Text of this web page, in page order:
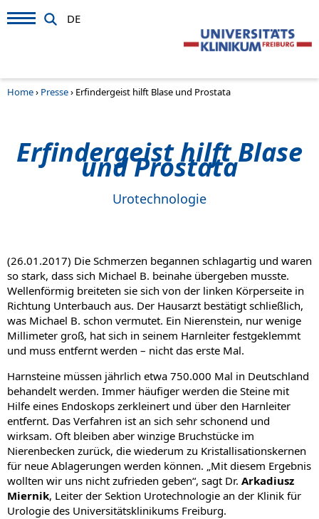
DE
Home› Presse› Erfindergeist hilft Blase und Prostata
Erfindergeist hilft Blase
und Prostata
Urotechnologie
(26.01.2017) Die Schmerzen begannen schlagartig und waren
so stark, dass sich Michael B. beinahe übergeben musste.
Wellenförmig breiteten sie sich von der linken Körperseite in
Richtung Unterbauch aus. Der Hausarzt bestätigt schließlich,
was Michael B. schon vermutet. Ein Nierenstein, nur wenige
Millimeter groß, hat sich in seinem Harnleiter festgeklemmt
und muss entfernt werden – nicht das erste Mal.
Harnsteine müssen jährlich etwa 750.000 Mal in Deutschland
behandelt werden. Immer häufiger werden die Steine mit
Hilfe eines Endoskops zerkleinert und über den Harnleiter
entfernt. Das Verfahren ist an sich sehr schonend und
wirksam. Oft bleiben aber winzige Bruchstücke im
Nierenbecken zurück, die wiederum zu Kristallisationskernen
für neue Ablagerungen werden können. „Mit diesem Ergebnis
wollten wir uns nicht zufrieden geben“, sagt Dr. Arkadiusz
Miernik, Leiter der Sektion Urotechnologie an der Klinik für
Urologie des Universitätsklinikums Freiburg.